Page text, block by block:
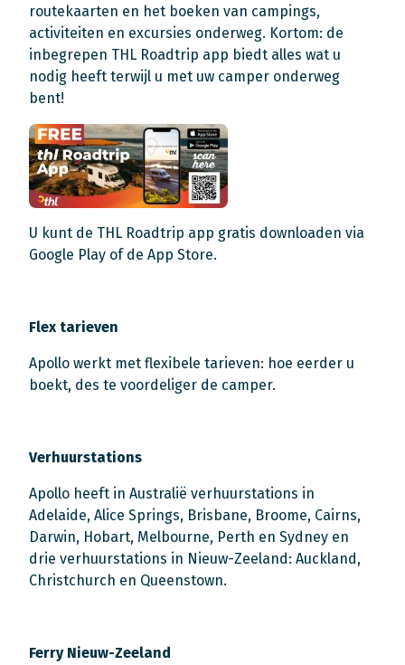
routekaarten en het boeken van campings,
activiteiten en excursies onderweg. Kortom: de
inbegrepen THL Roadtrip app biedt alles wat u
nodig heeft terwijl u met uw camper onderweg
bent!
U kunt de THL Roadtrip app gratis downloaden via
Google Play of de App Store.
Flex tarieven
Apollo werkt met flexibele tarieven: hoe eerder u
boekt, des te voordeliger de camper.
Verhuurstations
Apollo heeft in Australië verhuurstations in
Adelaide, Alice Springs, Brisbane, Broome, Cairns,
Darwin, Hobart, Melbourne, Perth en Sydney en
drie verhuurstations in Nieuw-Zeeland: Auckland,
Christchurch en Queenstown.
Ferry Nieuw-Zeeland